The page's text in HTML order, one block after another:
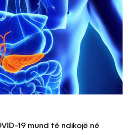
19 mund të ndikojë në